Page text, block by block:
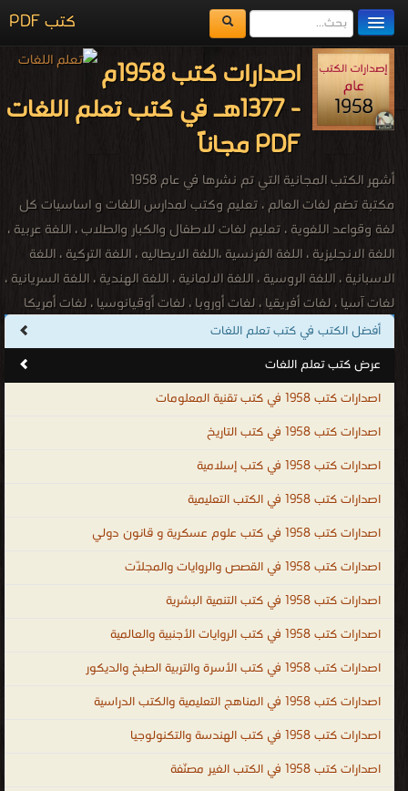
كتب PDF
مكتبة الكتب
المكتبات
يُقرأ حالياً
اضف كتاب
اصدارات كتب 1958م
- 1377هـ في كتب تعلم اللغات
PDF مجاناً
أشهر الكتب المجانية التي تم نشرها في عام 1958
مكتبة تضم لغات العالم ، تعليم وكتب لمدارس اللغات و اساسيات كل
لغة وقواعد اللغوية ، تعليم لغات للاطفال والكبار والطلاب ، اللغة عربية ،
اللغة الانجليزية ، اللغة الفرنسية ،اللغة الايطاليه ، اللغة التركية ، اللغة
الاسبانية ، اللغة الروسية ، اللغة الالمانية ، اللغة الهندية ، اللغة السريانية ،
لغات آسيا ، لغات أفريقيا ، لغات أوروبا ، لغات أوقيانوسيا ، لغات أمريكا
الشمالية ، لغات أمريكا الجنوبية ، اللغة الأفريقانية ، اللغة الألبانية ، اللغة
الباسكية ، اللغة البيلاروسية ، اللغة الكتلونية ، اللغة الكرواتية ، اللغة
التشيكية ، اللغة الدنماركية ، اللغة الهولندية ، اللغة الإنكليزية ، اللغة
الإستونية ، اللغة المجرية ، اللغة الأيسلندية ، اللغة الإندونيسية ، اللغة
الأيرلندية ، اللغة الجاوية ، اللغة اللاتينية ، اللغة اللاتيفية ، اللغة اللتوانية ،
المولدافية ، اللغة النروجية ، اللغة البولندية ، اللغة البرتغالية ، اللغة الصربية
، اللغة السلوفاكية ، اللغة السلوفينية ، اللغة السواحيلية ، اللغة السويدية
، لغة التاجالوج ، اللغة الفلبينية ، اللغة التترية ، اللغة الفيتنامية ، اللغة
الوالونية ، اللغة الولوفية ، اللغة اليوروبة ، لغة الزولو ، اللغة الكورسية ،
الإسبرنتو ، الفولابوك ، اللغة الكريولية الهايتية ، اللغة الصينية ، اللغة
الكورية ، اللغة اليابانية ، كتب اللغات ، مكتبة اللغات بالفجالة ، كتاب تعلم
اللغة التركية باللغة العربي ، تحميل كتب تعليم اللغة الالمانية للمبتدئين
الفرنسية والشرح أيضا باللغة العربية ، كتاب تعلم اللغة التركية بدون
معلم PDF ، تعلم اللغة الايطالية بالعربية PDF ، كتاب تعلم اللغة التركية
languages ، kutub ، تعلم اللغات
أفضل الكتب في كتب تعلم اللغات
عرض كتب تعلم اللغات
اصدارات كتب 1958 في كتب تقنية المعلومات
اصدارات كتب 1958 في كتب التاريخ
اصدارات كتب 1958 في كتب إسلامية
اصدارات كتب 1958 في الكتب التعليمية
اصدارات كتب 1958 في كتب علوم عسكرية و قانون دولي
اصدارات كتب 1958 في القصص والروايات والمجلّات
اصدارات كتب 1958 في كتب التنمية البشرية
اصدارات كتب 1958 في كتب الروايات الأجنبية والعالمية
اصدارات كتب 1958 في كتب الأسرة والتربية الطبخ والديكور
اصدارات كتب 1958 في المناهج التعليمية والكتب الدراسية
اصدارات كتب 1958 في كتب الهندسة والتكنولوجيا
اصدارات كتب 1958 في الكتب الغير مصنّفة